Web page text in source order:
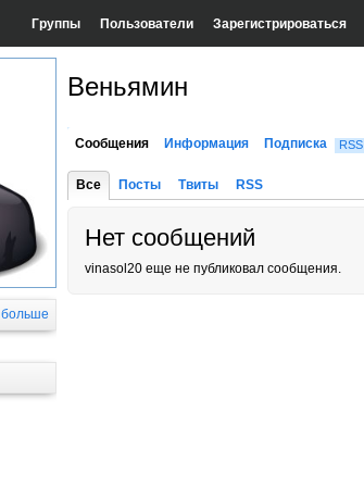
Группы Пользователи Зарегистрироваться
больше
Веньямин
Сообщения Информация Подписка RSS
Все Посты Твиты RSS
Нет сообщений
vinasol20 еще не публиковал сообщения.